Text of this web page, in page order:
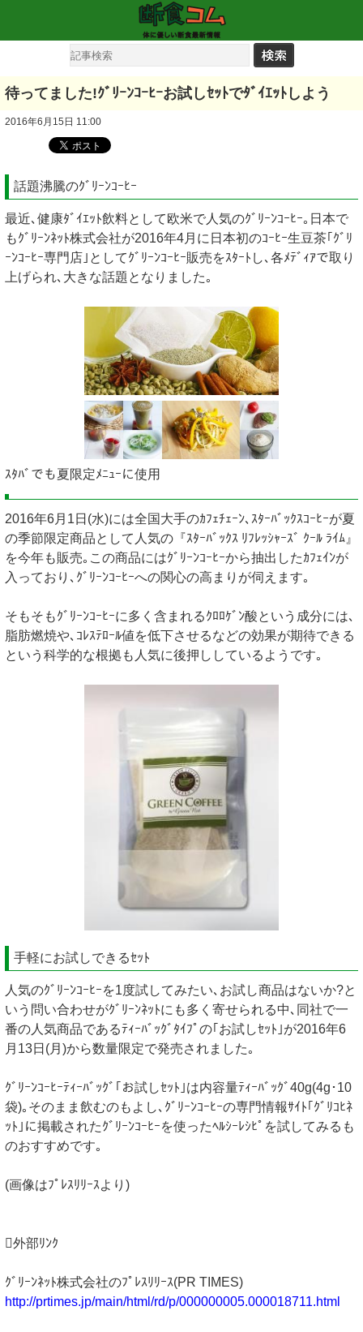
待ってました!ｸﾞﾘｰﾝｺｰﾋｰお試しｾｯﾄでﾀﾞｲｴｯﾄしよう
2016年6月15日 11:00
話題沸騰のｸﾞﾘｰﾝｺｰﾋｰ
最近､健康ﾀﾞｲｴｯﾄ飲料として欧米で人気のｸﾞﾘｰﾝｺｰﾋｰ｡日本で
もｸﾞﾘｰﾝﾈｯﾄ株式会社が2016年4月に日本初のｺｰﾋｰ生豆茶｢ｸﾞﾘ
ｰﾝｺｰﾋｰ専門店｣としてｸﾞﾘｰﾝｺｰﾋｰ販売をｽﾀｰﾄし､各ﾒﾃﾞｨｱで取り
上げられ､大きな話題となりました｡
ｽﾀﾊﾞでも夏限定ﾒﾆｭｰに使用
2016年6月1日(水)には全国大手のｶﾌｪﾁｪｰﾝ､ｽﾀｰﾊﾞｯｸｽｺｰﾋｰが夏
の季節限定商品として人気の『ｽﾀｰﾊﾞｯｸｽ ﾘﾌﾚｯｼｬｰｽﾞ ｸｰﾙ ﾗｲﾑ』
を今年も販売｡この商品にはｸﾞﾘｰﾝｺｰﾋｰから抽出したｶﾌｪｲﾝが
入っており､ｸﾞﾘｰﾝｺｰﾋｰへの関心の高まりが伺えます｡
そもそもｸﾞﾘｰﾝｺｰﾋｰに多く含まれるｸﾛﾛｹﾞﾝ酸という成分には､
脂肪燃焼や､ｺﾚｽﾃﾛｰﾙ値を低下させるなどの効果が期待できる
という科学的な根拠も人気に後押ししているようです｡
手軽にお試しできるｾｯﾄ
人気のｸﾞﾘｰﾝｺｰﾋｰを1度試してみたい､お試し商品はないか?と
いう問い合わせがｸﾞﾘｰﾝﾈｯﾄにも多く寄せられる中､同社で一
番の人気商品であるﾃｨｰﾊﾞｯｸﾞﾀｲﾌﾟの｢お試しｾｯﾄ｣が2016年6
月13日(月)から数量限定で発売されました｡
ｸﾞﾘｰﾝｺｰﾋｰﾃｨｰﾊﾞｯｸﾞ｢お試しｾｯﾄ｣は内容量ﾃｨｰﾊﾞｯｸﾞ40g(4g･10
袋)｡そのまま飲むのもよし､ｸﾞﾘｰﾝｺｰﾋｰの専門情報ｻｲﾄ｢ｸﾞﾘｺﾋﾈ
ｯﾄ｣に掲載されたｸﾞﾘｰﾝｺｰﾋｰを使ったﾍﾙｼｰﾚｼﾋﾟを試してみるも
のおすすめです｡
(画像はﾌﾟﾚｽﾘﾘｰｽより)
外部ﾘﾝｸ
ｸﾞﾘｰﾝﾈｯﾄ株式会社のﾌﾟﾚｽﾘﾘｰｽ(PR TIMES)
http://prtimes.jp/main/html/rd/p/000000005.000018711.html